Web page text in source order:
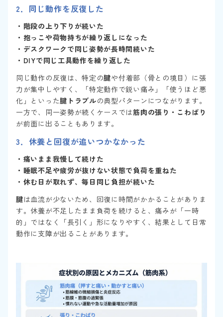
2． 同じ動作を反復した
・階段の上り下りが続いた
・抱っこや荷物持ちが繰り返しになった
・デスクワークで同じ姿勢が長時間続いた
・DIYで同じ工具動作を繰り返した
同じ動作の反復は、特定の腱や付着部（骨との境目）に張
力が集中しやすく、「特定動作で鋭い痛み」「使うほど悪
化」といった腱トラブルの典型パターンにつながります。
一方で、同一姿勢が続くケースでは筋肉の張り・こわばり
が前面に出ることもあります。
3． 休養と回復が追いつかなかった
・痛いまま我慢して続けた
・睡眠不足や疲労が抜けない状態で負荷を重ねた
・休む日が取れず、毎日同じ負担が続いた
腱は血流が少ないため、回復に時間がかかることがありま
す。休養が不足したまま負荷を続けると、痛みが「一時
的」ではなく「長引く」形になりやすく、結果として日常
動作に支障が出ることがあります。